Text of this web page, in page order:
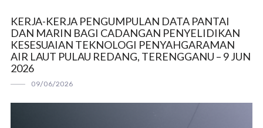
KERJA-KERJA PENGUMPULAN DATA PANTAI
DAN MARIN BAGI CADANGAN PENYELIDIKAN
KESESUAIAN TEKNOLOGI PENYAHGARAMAN
AIR LAUT PULAU REDANG, TERENGGANU – 9 JUN
2026
09/06/2026